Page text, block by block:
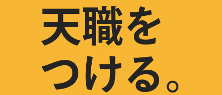
天職を
つける。